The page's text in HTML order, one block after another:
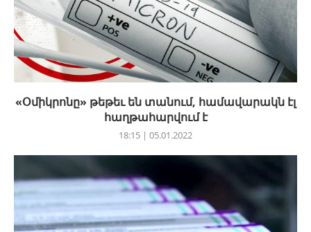
«Օմիկրոնը» թեթեւ են տանում, համավարակն էլ
հաղթահարվում է
18:15 | 05.01.2022